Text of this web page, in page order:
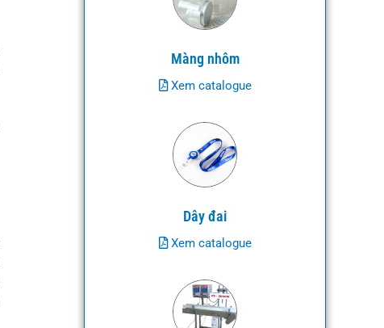
Màng nhôm
Xem catalogue
Dây đai
Xem catalogue